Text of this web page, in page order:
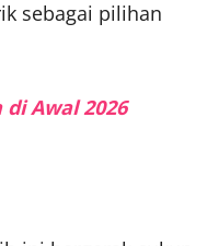
sebagai pilihan
Awal 2026